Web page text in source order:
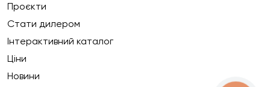
Проєкти
Стати дилером
Інтерактивний каталог
Ціни
Новини